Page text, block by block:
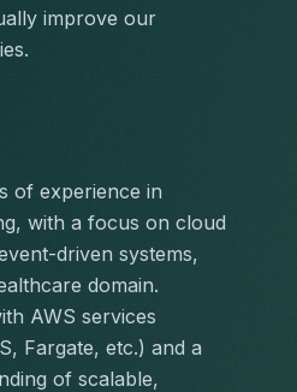
improve our
of experience in
with a focus on cloud
driven systems,
domain.
AWS services
Fargate, etc.) and a
of scalable,